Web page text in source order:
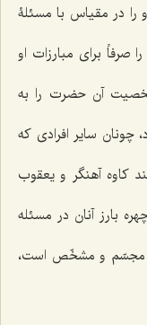
را در مقیاس با مسئلۀ
صرفاً برای مبارزات او
آن حضرت را به
چونان سایر افرادی که
کاوه آهنگر و یعقوب
بارز آنان در مسئله
مجسّم و مشخّص است،